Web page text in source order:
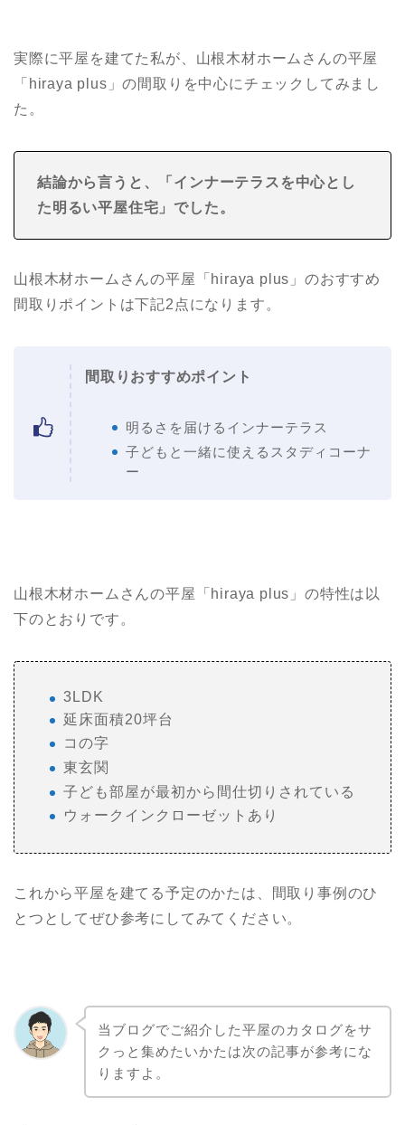
実際に平屋を建てた私が、山根木材ホームさんの平屋
「hiraya plus」の間取りを中心にチェックしてみまし
た。
結論から言うと、「インナーテラスを中心とし
た明るい平屋住宅 」でした。
山根木材ホームさんの平屋「hiraya plus」のおすすめ
間取りポイントは下記2点になります。
間取りおすすめポイント
明るさを届けるインナーテラス
子どもと一緒に使えるスタディコーナ
ー
山根木材ホームさんの平屋「hiraya plus」の特性は以
下のとおりです。
3LDK
延床面積20坪台
コの字
東玄関
子ども部屋が最初から間仕切りされている
ウォークインクローゼットあり
これから平屋を建てる予定のかたは、間取り事例のひ
とつとしてぜひ参考にしてみてください。
当ブログでご紹介した平屋のカタログをサ
クっと集めたいかたは次の記事が参考にな
りますよ。